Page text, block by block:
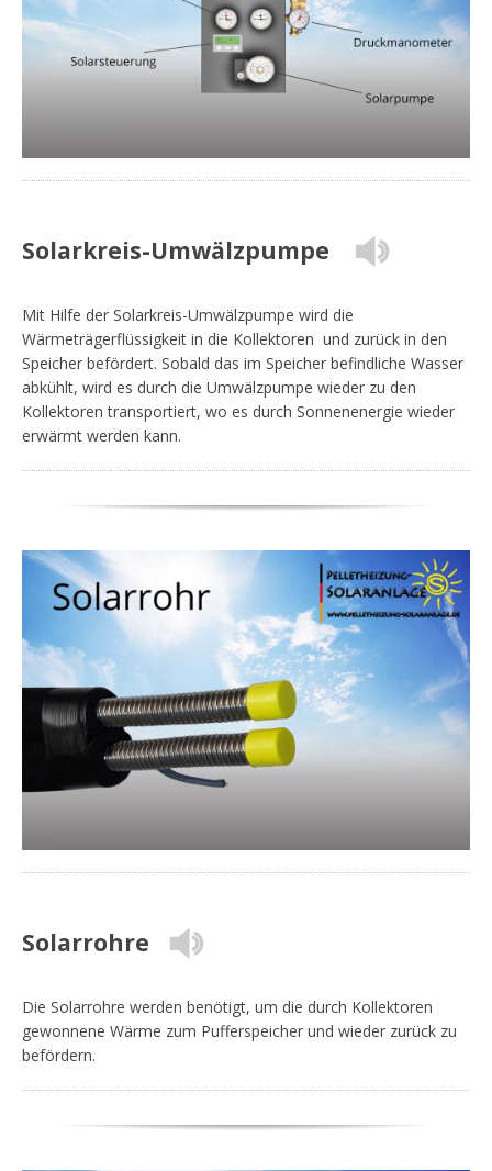
Solarkreis-Umwälzpumpe
Mit Hilfe der Solarkreis-Umwälzpumpe wird die
Wärmeträgerflüssigkeit in die Kollektoren und zurück in den
Speicher befördert. Sobald das im Speicher befindliche Wasser
abkühlt, wird es durch die Umwälzpumpe wieder zu den
Kollektoren transportiert, wo es durch Sonnenenergie wieder
erwärmt werden kann.
Solarrohre
Die Solarrohre werden benötigt, um die durch Kollektoren
gewonnene Wärme zum Pufferspeicher und wieder zurück zu
befördern.